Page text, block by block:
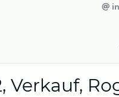
Verkauf,